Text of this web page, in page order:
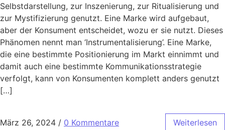
Selbstdarstellung, zur Inszenierung, zur Ritualisierung und
zur Mystifizierung genutzt. Eine Marke wird aufgebaut,
aber der Konsument entscheidet, wozu er sie nutzt. Dieses
Phänomen nennt man ‘Instrumentalisierung’. Eine Marke,
die eine bestimmte Positionierung im Markt einnimmt und
damit auch eine bestimmte Kommunikationsstrategie
verfolgt, kann von Konsumenten komplett anders genutzt
[…]
März 26, 2024 / 0 Kommentare Weiterlesen